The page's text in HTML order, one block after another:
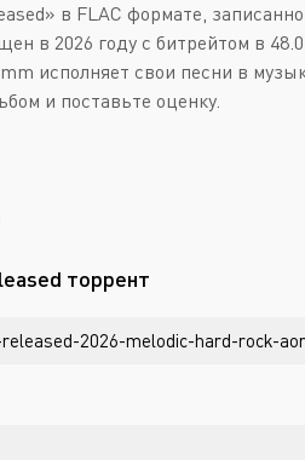
в FLAC формате,
в 2026 году с битрейтом в
исполняет свои песни в
и поставьте оценку.
торрент
2026-melodic-hard-rock-